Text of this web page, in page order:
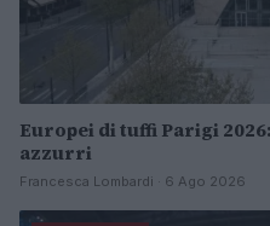
Europei di tuffi Parigi
azzurri
Francesca Lombardi · 6 Ago 2026